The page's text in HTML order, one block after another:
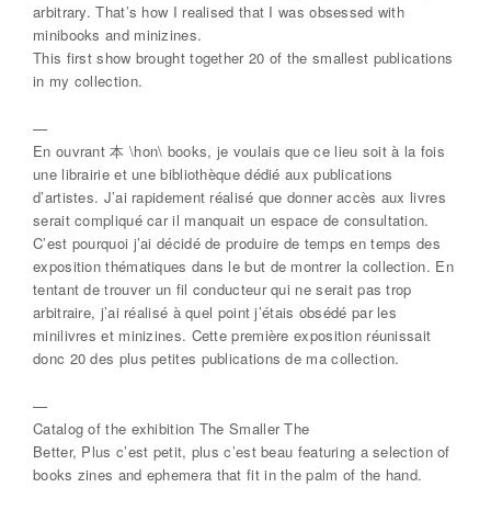
arbitrary. That’s how I realised that I was obsessed with
minibooks and minizines.
This first show brought together 20 of the smallest publications
in my collection.
—
En ouvrant 本 \hon\ books, je voulais que ce lieu soit à la fois
une librairie et une bibliothèque dédié aux publications
d’artistes. J’ai rapidement réalisé que donner accès aux livres
serait compliqué car il manquait un espace de consultation.
C’est pourquoi j’ai décidé de produire de temps en temps des
exposition thématiques dans le but de montrer la collection. En
tentant de trouver un fil conducteur qui ne serait pas trop
arbitraire, j’ai réalisé à quel point j’étais obsédé par les
minilivres et minizines. Cette première exposition réunissait
donc 20 des plus petites publications de ma collection.
—
Catalog of the exhibition The Smaller The
Better, Plus c’est petit, plus c’est beau featuring a selection of
books zines and ephemera that fit in the palm of the hand.